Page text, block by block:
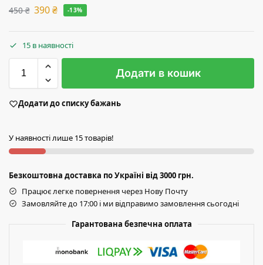
450₴ 390₴ -13%
15 в наявності
Додати в кошик
Додати до списку бажань
У наявності лише 15 товарів!
Безкоштовна доставка по Україні від 3000 грн.
Працює легке повернення через Нову Почту
Замовляйте до 17:00 і ми відправимо замовлення сьогодні
Гарантована безпечна оплата